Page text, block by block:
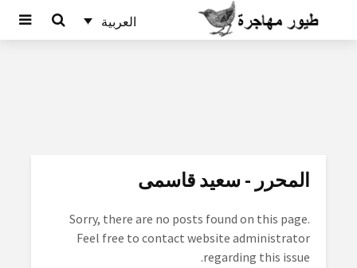
العربية
المحرر - سعید قاسمی
Sorry, there are no posts found on this page.
Feel free to contact website administrator
regarding this issue.